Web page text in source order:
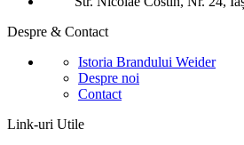
Despre & Contact
Istoria Brandului Weider
Despre noi
Contact
Link-uri Utile